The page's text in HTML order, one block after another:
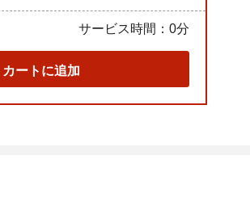
サービス時間： 0分
カートに追加